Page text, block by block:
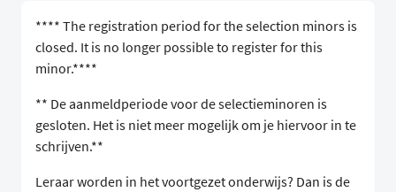
**** The registration period for the selection minors is
closed. It is no longer possible to register for this
minor.****
** De aanmeldperiode voor de selectieminoren is
gesloten. Het is niet meer mogelijk om je hiervoor in te
schrijven.**
Leraar worden in het voortgezet onderwijs? Dan is de